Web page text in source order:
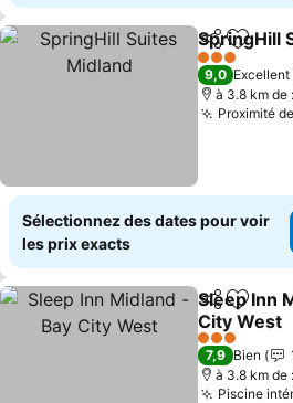
Partager
SpringHill
3 Étoiles
9,0 Excellent
à 3.8 km
Proximité
Sélectionnez des dates pour voir
les prix exacts
Partager
Sleep Inn
City West
3 Étoiles
7,9 Bien
à 3.8 km
Piscine